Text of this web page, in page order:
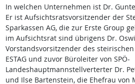
In welchen Unternehmen ist Dr.
Er ist Aufsichtsratsvorsitzender der
Sparkassen AG, die zur Erste Group
im Aufsichtsrat sind übrigens Dr.
Vorstandsvorsitzender des
ESTAG und zuvor Büroleiter von SPÖ-
Landeshauptmannstellverterter Dr.
und Ilse Bartenstein, die Ehefrau von